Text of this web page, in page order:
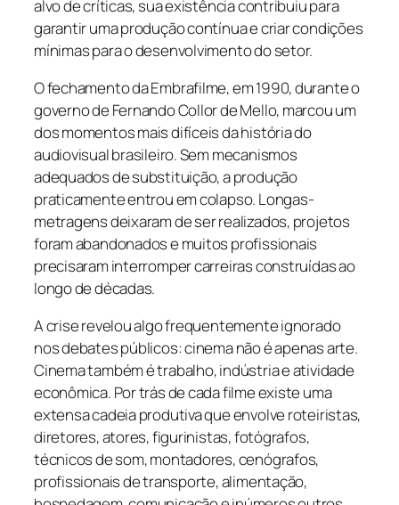
alvo de críticas, sua existência contribuiu para
garantir uma produção contínua e criar condições
mínimas para o desenvolvimento do setor.
O fechamento da Embrafilme, em 1990, durante o
governo de Fernando Collor de Mello, marcou um
dos momentos mais difíceis da história do
audiovisual brasileiro. Sem mecanismos
adequados de substituição, a produção
praticamente entrou em colapso. Longas-
metragens deixaram de ser realizados, projetos
foram abandonados e muitos profissionais
precisaram interromper carreiras construídas ao
longo de décadas.
A crise revelou algo frequentemente ignorado
nos debates públicos: cinema não é apenas arte.
Cinema também é trabalho, indústria e atividade
econômica. Por trás de cada filme existe uma
extensa cadeia produtiva que envolve roteiristas,
diretores, atores, figurinistas, fotógrafos,
técnicos de som, montadores, cenógrafos,
profissionais de transporte, alimentação,